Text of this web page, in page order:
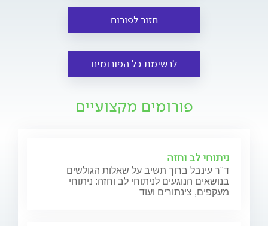
חזור לפורום
לרשימת כל הפורומים
פורומים מקצועיים
ניתוחי לב וחזה
ד"ר עינבל ברוך תשיב על שאלות הגולשים
בנושאים הנוגעים לניתוחי לב וחזה: ניתוחי
מעקפים, צינתורים ועוד